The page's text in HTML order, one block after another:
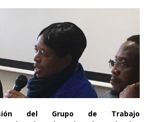
del Grupo de Trabajo